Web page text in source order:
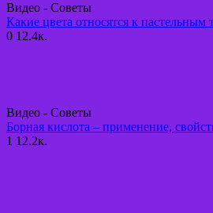
Видео - Советы
Какие цвета относятся к пастельным
0 12.4к.
Видео - Советы
Борная кислота – применение,
1 12.2к.